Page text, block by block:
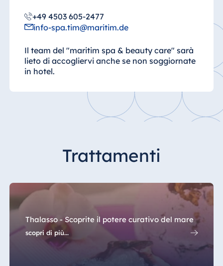
+49 4503 605-2477
info-spa.tim@maritim.de
Il team del "maritim spa & beauty care" sarà
lieto di accogliervi anche se non soggiornate
in hotel.
Trattamenti
Thalasso - Scoprite il potere curativo del mare
scopri di più...